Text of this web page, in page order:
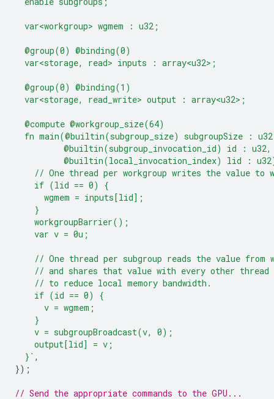
  var<workgroup> wgmem : u32;
  @group(0) @binding(0)
  var<storage, read> inputs : array<u32>;
  @group(0) @binding(1)
  var<storage, read_write> output : array<u32>;
  @compute @workgroup_size(64)
fn main(@builtin(subgroup_size) subgroupSize :
          @builtin(subgroup_invocation_id) id : u32,
@builtin(local_invocation_index) lid :
// One thread per workgroup writes the value to
    if (lid == 0) {
      wgmem = inputs[lid];
    }
    workgroupBarrier();
    var v = 0u;
// One thread per subgroup reads the value from
// and shares that value with every other thread
    // to reduce local memory bandwidth.
    if (id == 0) {
      v = wgmem;
    }
    v = subgroupBroadcast(v, 0);
    output[lid] = v;
  }`
,
});
// Send the appropriate commands to the GPU...